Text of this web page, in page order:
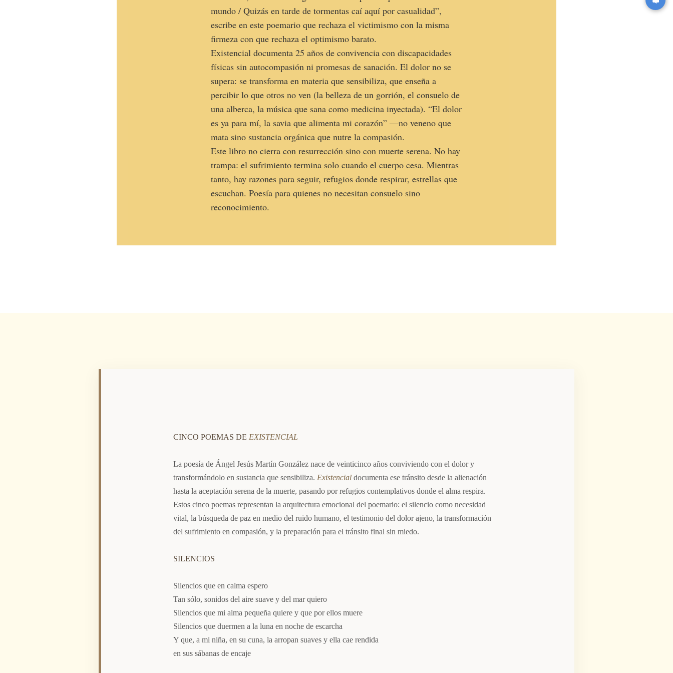
mundo / Quizás en tarde de tormentas caí aquí por casualidad”,
escribe en este poemario que rechaza el victimismo con la misma
firmeza con que rechaza el optimismo barato.
Existencial documenta 25 años de convivencia con discapacidades
físicas sin autocompasión ni promesas de sanación. El dolor no se
supera: se transforma en materia que sensibiliza, que enseña a
percibir lo que otros no ven (la belleza de un gorrión, el consuelo de
una alberca, la música que sana como medicina inyectada). “El dolor
es ya para mí, la savia que alimenta mi corazón” —no veneno que
mata sino sustancia orgánica que nutre la compasión.
Este libro no cierra con resurrección sino con muerte serena. No hay
trampa: el sufrimiento termina solo cuando el cuerpo cesa. Mientras
tanto, hay razones para seguir, refugios donde respirar, estrellas que
escuchan. Poesía para quienes no necesitan consuelo sino
reconocimiento.
CINCO POEMAS DE EXISTENCIAL
La poesía de Ángel Jesús Martín González nace de veinticinco años conviviendo con el dolor y
transformándolo en sustancia que sensibiliza. Existencial documenta ese tránsito desde la alienación
hasta la aceptación serena de la muerte, pasando por refugios contemplativos donde el alma respira.
Estos cinco poemas representan la arquitectura emocional del poemario: el silencio como necesidad
vital, la búsqueda de paz en medio del ruido humano, el testimonio del dolor ajeno, la transformación
del sufrimiento en compasión, y la preparación para el tránsito final sin miedo.
SILENCIOS
Silencios que en calma espero
Tan sólo, sonidos del aire suave y del mar quiero
Silencios que mi alma pequeña quiere y que por ellos muere
Silencios que duermen a la luna en noche de escarcha
Y que, a mi niña, en su cuna, la arropan suaves y ella cae rendida
en sus sábanas de encaje